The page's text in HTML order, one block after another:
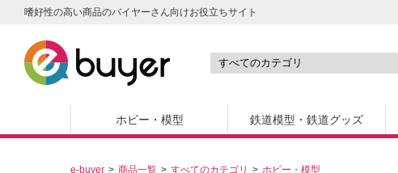
嗜好性の高い商品のバイヤーさん向けお役立ちサイト
ホビー・模型 鉄道模型・鉄道グッズ
e-buyer 商品一覧 すべてのカテゴリ
ホビー・模型